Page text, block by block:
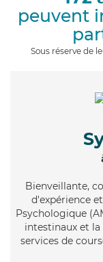
peuvent
Sous réserve de
Bienveillante,
d'expérience
Psychologique
intestinaux et la
services de